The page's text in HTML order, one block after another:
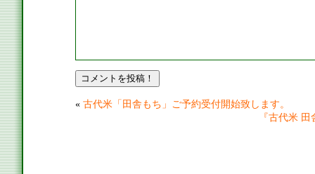
« 古代米「田舎もち」ご予約受付開始致します。
『古代米